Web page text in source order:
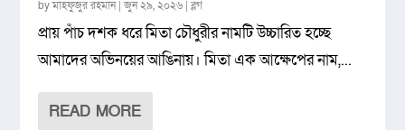
byমাহফুজুর রহমান|জুন ২৯, ২০২৬ |ব্লগ
প্রায় পাঁচ দশক ধরে মিতা চৌধুরীর নামটি উচ্চারিত হচ্ছে
আমাদের অভিনয়ের আঙিনায়। মিতা এক আক্ষেপের নাম,...
READ MORE